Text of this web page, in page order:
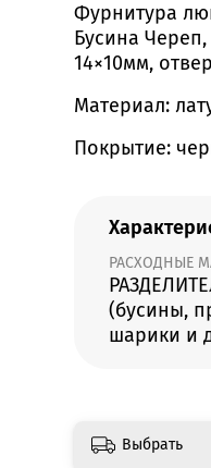
Фурнитура
Бусина
14×10мм,
Материал:
Покрытие:
РАСХОДНЫЕ
(бусины,
шарики и
Выбрать